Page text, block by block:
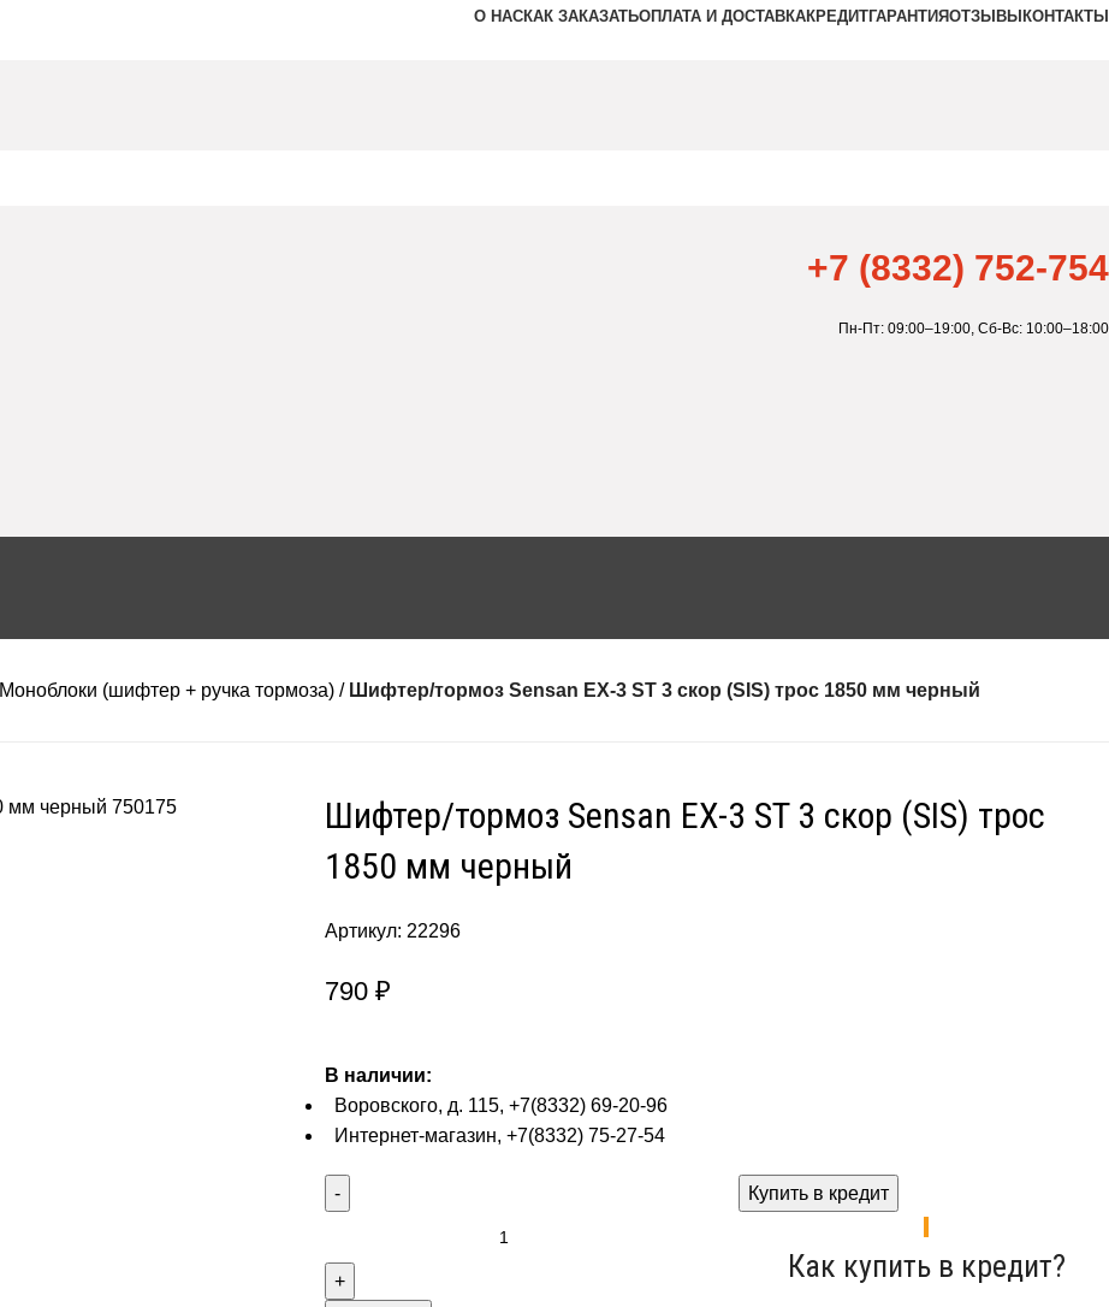
О НАСКАК ЗАКАЗАТЬОПЛАТА И ДОСТАВКАКРЕДИТГАРАНТИЯОТЗЫВЫ КОНТАКТЫ
+7 (8332) 752-754
Пн-Пт: 09:00–19:00, Сб-Вс: 10:00–18:00
Моноблоки (шифтер + ручка тормоза) Шифтер/тормоз Sensan EX-3 ST 3 скор (SIS) трос 1850 мм черный
Шифтер/тормоз Sensan EX-3 ST 3 скор (SIS) трос
1850 мм черный
Артикул: 22296
790 ₽
В наличии:
Воровского, д. 115, +7(8332) 69-20-96
Интернет-магазин, +7(8332) 75-27-54
Купить в кредит
Как купить в кредит?